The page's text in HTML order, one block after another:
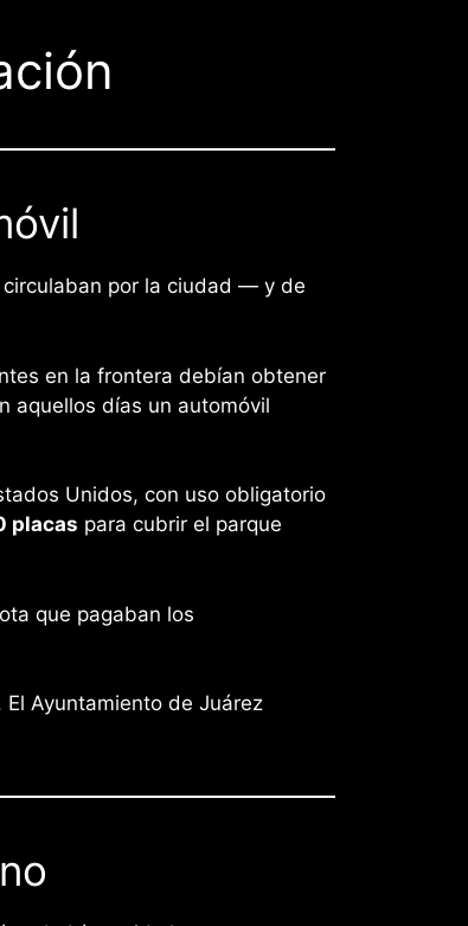
por la ciudad — y de
en la frontera debían obtener
aquellos días un automóvil
Unidos, con uso obligatorio
placas para cubrir el parque
que pagaban los
Ayuntamiento de Juárez